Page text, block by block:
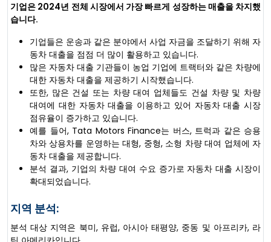
기업은 2024년 전체 시장에서 가장 빠르게 성장하는 매출을 차지했
습니다.
기업들은 운송과 같은 분야에서 사업 자금을 조달하기 위해 자
동차 대출을 점점 더 많이 활용하고 있습니다.
많은 자동차 대출 기관들이 농업 기업에 트랙터와 같은 차량에
대한 자동차 대출을 제공하기 시작했습니다.
또한, 많은 건설 또는 차량 대여 업체들도 건설 차량 및 차량
대여에 대한 자동차 대출을 이용하고 있어 자동차 대출 시장
점유율이 증가하고 있습니다.
예를 들어, Tata Motors Finance는 버스, 트럭과 같은 승용
차와 상용차를 운영하는 대형, 중형, 소형 차량 대여 업체에 자
동차 대출을 제공합니다.
분석 결과, 기업의 차량 대여 수요 증가로 자동차 대출 시장이
확대되었습니다.
지역 분석:
분석 대상 지역은 북미, 유럽, 아시아 태평양, 중동 및 아프리카, 라